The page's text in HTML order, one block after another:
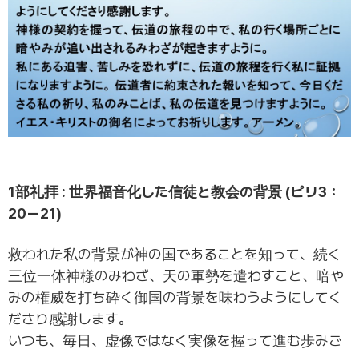
1部礼拝 : 世界福音化した信徒と教会の背景 (ピリ3：
20ー21)
救われた私の背景が神の国であることを知って、続く
三位一体神様のみわざ、天の軍勢を遣わすこと、暗や
みの権威を打ち砕く御国の背景を味わうようにしてく
ださり感謝します。
いつも、毎日、虚像ではなく実像を握って進む歩みご